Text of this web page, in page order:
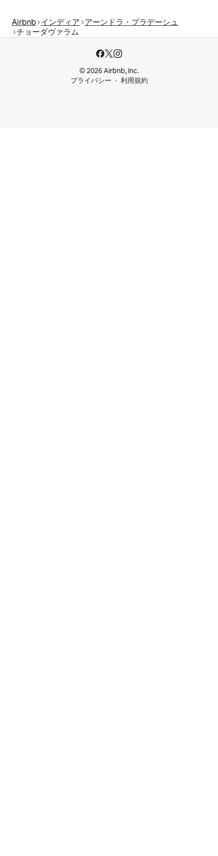
Airbnb インディア アーンドラ・プラデーシュ
チョーダヴァラム
© 2026 Airbnb, Inc.
プライバシー
利用規約